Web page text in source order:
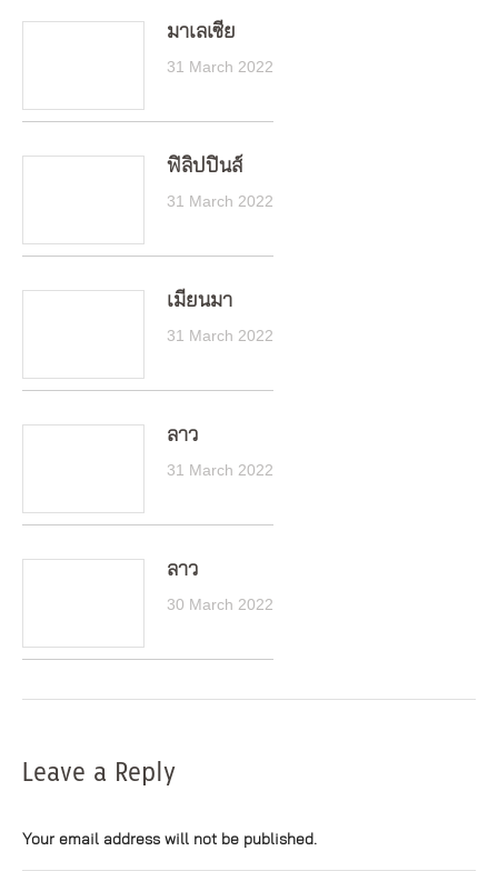
มาเลเซีย
31 March 2022
ฟิลิปปินส์
31 March 2022
เมียนมา
31 March 2022
ลาว
31 March 2022
ลาว
30 March 2022
Leave a Reply
Your email address will not be published.